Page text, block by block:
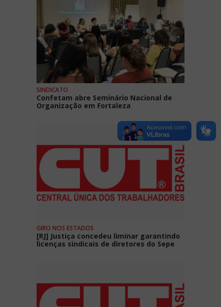
SINDICATO
Confetam abre Seminário Nacional de
Organização em Fortaleza
GIRO NOS ESTADOS
[RJ] Justiça concedeu liminar garantindo
licenças sindicais de diretores do Sepe